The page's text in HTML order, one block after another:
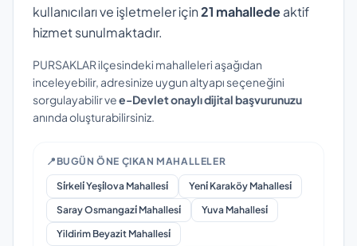
kullanıcıları ve işletmeler için21 mahalledeaktif
hizmet sunulmaktadır.
PURSAKLAR ilçesindeki mahalleleri aşağıdan
inceleyebilir, adresinize uygun altyapı seçeneğini
sorgulayabilir vee-Devlet onaylı dijital başvurunuzu
anında oluşturabilirsiniz.
📍 BUGÜN ÖNE ÇIKAN MAHALLELER
Si̇rkeli̇ Yeşi̇lova Mahallesi̇
Yeni̇ Karaköy Mahallesi̇
Saray Osmangazi̇ Mahallesi̇
Yuva Mahallesi̇
Yildirim Beyazit Mahallesi̇